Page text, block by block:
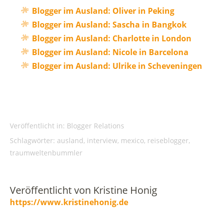
Blogger im Ausland: Oliver in Peking
Blogger im Ausland: Sascha in Bangkok
Blogger im Ausland: Charlotte in London
Blogger im Ausland: Nicole in Barcelona
Blogger im Ausland: Ulrike in Scheveningen
Veröffentlicht in: Blogger Relations
Schlagwörter: ausland, interview, mexico, reiseblogger,
traumweltenbummler
Veröffentlicht von Kristine Honig
https://www.kristinehonig.de